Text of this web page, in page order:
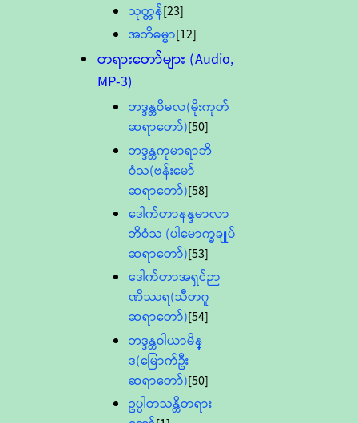
သုတ္တန်[23]
အဘိဓမ္မာ[12]
တရားတော်များ (Audio,
MP-3)
ဘဒ္ဒန္တဝိမလ(မိုးကုတ်
ဆရာတော်)[50]
ဘဒ္ဒန္တကုမာရာဘိ
ဝံသ(ဗန်းမော်
ဆရာတော်)[58]
ဒေါက်တာနန္ဒမာလာ
ဘိဝံသ (ပါမောက္ခချုပ်
ဆရာတော်)[53]
ဒေါက်တာအရှင်ဉာ
ဏိဿရ(သီတဂူ
ဆရာတော်)[54]
ဘဒ္ဒန္တဝါယာမိန္
ဒ(မြောက်ဦး
ဆရာတော်)[50]
ဥပ္ပါတသန္တိတရား